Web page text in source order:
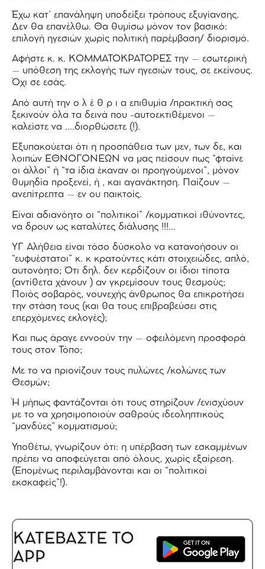
Έχω κατ’ επανάληψη υποδείξει τρόπους εξυγίανσης.
Δεν θα επανέλθω. Θα θυμίσω μόνον τον βασικό:
επιλογή ηγεσιών χωρίς πολιτική παρέμβαση/ διορισμό.
Αφήστε κ. κ. ΚΟΜΜΑΤΟΚΡΑΤΟΡΕΣ την – εσωτερική
– υπόθεση της εκλογής των ηγεσιών τους, σε εκείνους.
Όχι σε εσάς.
Από αυτή την ο λ έ θ ρ ι α επιθυμία /πρακτική σας
ξεκινούν όλα τα δεινά που -αυτοεκτιθέμενοι –
καλείστε να ….διορθώσετε (!).
Εξυπακούεται ότι η προσπάθεια των μεν, των δε, και
λοιπών ΕΘΝΟΓΟΝΕΩΝ να μας πείσουν πως “φταίνε
οι άλλοι” ή “τα ίδια έκαναν οι προηγούμενοι”, μόνον
θυμηδία προξενεί, ή , και αγανάκτηση. Παίζουν –
ανεπίτρεπτα – εν ου παικτοίς.
Είναι αδιανόητο οι “πολιτικοί” /κομματικοί ιθύνοντες,
να δρουν ως καταλύτες διάλυσης !!!…
ΥΓ Αλήθεια είναι τόσο δύσκολο να κατανοήσουν οι
“ευφυέστατοι” κ. κ κρατούντες κάτι στοιχειώδες, απλό,
αυτονόητο; Ότι δηλ. δεν κερδίζουν οι ίδιοι τίποτα
(αντίθετα χάνουν ) αν γκρεμίσουν τους θεσμούς;
Ποιός σοβαρός, νουνεχής άνθρωπος θα επικροτήσει
την στάση τους (και θα τους επιβραβεύσει στις
επερχόμενες εκλογές);
Και πως άραγε εννοούν την – οφειλόμενη προσφορά
τους στον Τόπο;
Με το να πριονίζουν τους πυλώνες /κολώνες των
Θεσμών;
Ή μήπως φαντάζονται ότι τους στηρίζουν /ενισχύουν
με το να χρησιμοποιούν σαθρούς ιδεοληπτικούς
“μανδύες” κομματισμού;
Υποθέτω, γνωρίζουν ότι: η υπέρβαση των εσκαμμένων
πρέπει να αποφεύγεται από όλους, χωρίς εξαίρεση.
(Επομένως περιλαμβάνονται και οι “πολιτικοί
εκσκαφείς”!).
ΚΑΤΕΒΑΣΤΕ ΤΟ
APP